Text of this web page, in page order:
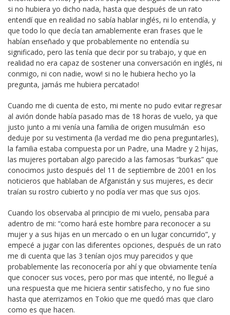
si no hubiera yo dicho nada, hasta que después de un rato
entendí que en realidad no sabía hablar inglés, ni lo entendía, y
que todo lo que decía tan amablemente eran frases que le
habían enseñado y que probablemente no entendía su
significado, pero las tenía que decir por su trabajo, y que en
realidad no era capaz de sostener una conversación en inglés, ni
conmigo, ni con nadie, wow! si no le hubiera hecho yo la
pregunta, jamás me hubiera percatado!
Cuando me di cuenta de esto, mi mente no pudo evitar regresar
al avión donde había pasado mas de 18 horas de vuelo, ya que
justo junto a mi venía una familia de origen musulmán eso
deduje por su vestimenta (la verdad me dio pena preguntarles),
la familia estaba compuesta por un Padre, una Madre y 2 hijas,
las mujeres portaban algo parecido a las famosas “burkas” que
conocimos justo después del 11 de septiembre de 2001 en los
noticieros que hablaban de Afganistán y sus mujeres, es decir
traían su rostro cubierto y no podía ver mas que sus ojos.
Cuando los observaba al principio de mi vuelo, pensaba para
adentro de mi: “como hará este hombre para reconocer a su
mujer y a sus hijas en un mercado o en un lugar concurrido”, y
empecé a jugar con las diferentes opciones, después de un rato
me di cuenta que las 3 tenían ojos muy parecidos y que
probablemente las reconocería por ahí y que obviamente tenía
que conocer sus voces, pero por mas que intenté, no llegué a
una respuesta que me hiciera sentir satisfecho, y no fue sino
hasta que aterrizamos en Tokio que me quedó mas que claro
como es que hacen.